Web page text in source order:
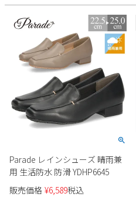
Parade レインシューズ 晴雨兼
用 生活防水 防滑 YDHP6645
販売価格 ¥6,589税込